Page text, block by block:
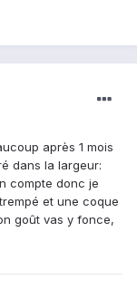
après 1 mois
dans la largeur:
compte donc je
et une coque
goût vas y fonce,